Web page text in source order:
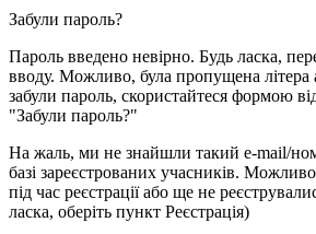
Забули пароль?
Пароль введено невірно. Будь ласка,
вводу. Можливо, була пропущена
забули пароль, скористайтеся формою
"Забули пароль?"
На жаль, ми не знайшли такий e-mail/
базі зареєстрованих учасників.
під час реєстрації або ще не
ласка, оберіть пункт Реєстрація)